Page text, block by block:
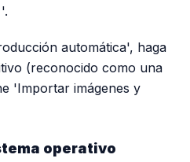
automática', haga
(reconocido como una
'Importar imágenes y
operativo